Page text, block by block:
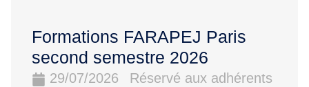
Formations FARAPEJ Paris
second semestre 2026
29/07/2026 Réservé aux adhérents